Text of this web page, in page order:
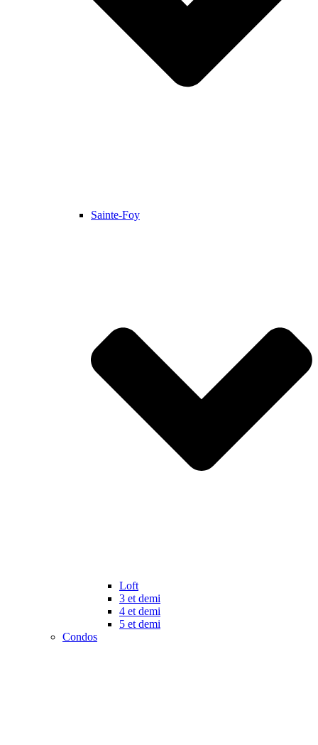
Sainte-Foy
Loft
3 et demi
4 et demi
5 et demi
Condos